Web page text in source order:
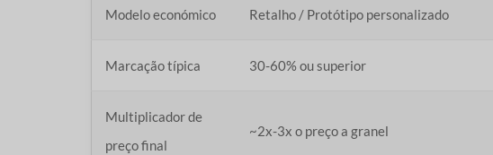
Modelo económico Retalho / Protótipo personalizado
Marcação típica 30-60% ou superior
Multiplicador de
preço final
~2x-3x o preço a granel